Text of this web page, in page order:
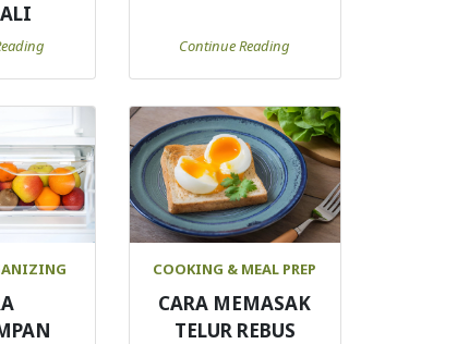
Continue Reading
COOKING & MEAL PREP
CARA MEMASAK
TELUR REBUS